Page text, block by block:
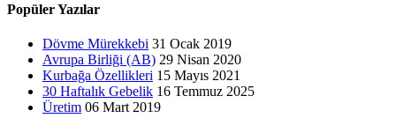
Popüler Yazılar
Dövme Mürekkebi 31 Ocak 2019
Avrupa Birliği (AB) 29 Nisan 2020
Kurbağa Özellikleri 15 Mayıs 2021
30 Haftalık Gebelik 16 Temmuz 2025
Üretim 06 Mart 2019